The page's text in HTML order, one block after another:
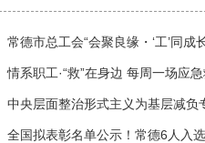
常德市总工会“会聚良缘・‘工’同
情系职工·“救”在身边 每周一场应
中央层面整治形式主义为基层减
基层减负典型问题
全国拟表彰名单公示！常德6人入选